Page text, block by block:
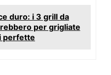
duro: i 3 grill da
per grigliate
perfette